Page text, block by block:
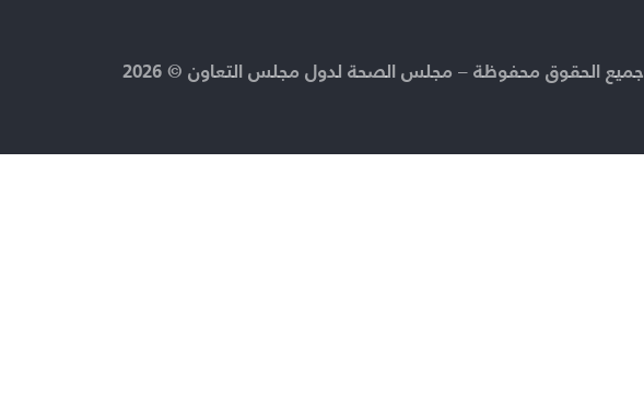
جميع الحقوق محفوظة – مجلس الصحة لدول مجلس التعاون © 2026